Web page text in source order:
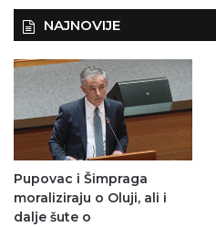
NAJNOVIJE
Pupovac i Šimpraga
moraliziraju o Oluji, ali i
dalje šute o